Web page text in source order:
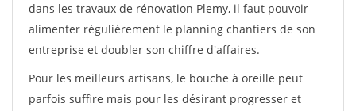
dans les travaux de rénovation Plemy, il faut pouvoir
alimenter régulièrement le planning chantiers de son
entreprise et doubler son chiffre d'affaires.
Pour les meilleurs artisans, le bouche à oreille peut
parfois suffire mais pour les désirant progresser et